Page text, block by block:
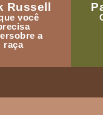
Russell
você
a
raça